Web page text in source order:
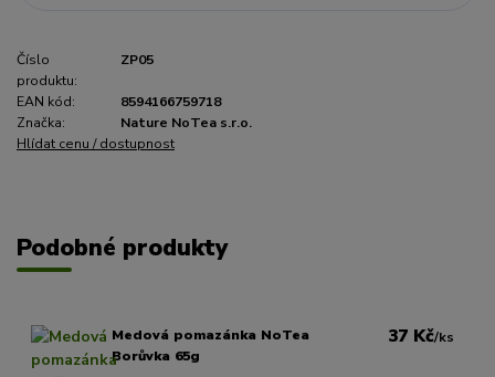
Číslo
produktu:
ZP05
EAN kód:
8594166759718
Značka:
Nature NoTea s.r.o.
Hlídat cenu / dostupnost
Podobné produkty
Medová pomazánka NoTea
Borůvka 65g
37 Kč/ks